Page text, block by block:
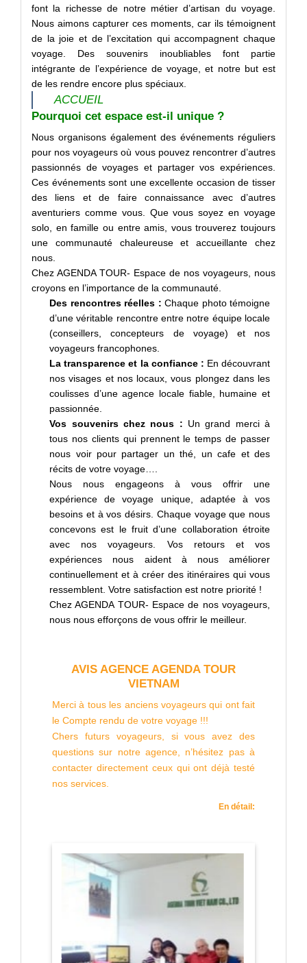
font la richesse de notre métier d’artisan du voyage.
Nous aimons capturer ces moments, car ils témoignent
de la joie et de l’excitation qui accompagnent chaque
voyage. Des souvenirs inoubliables font partie
intégrante de l’expérience de voyage, et notre but est
de les rendre encore plus spéciaux.
ACCUEIL
Pourquoi cet espace est-il unique ?
Nous organisons également des événements réguliers
pour nos voyageurs où vous pouvez rencontrer d’autres
passionnés de voyages et partager vos expériences.
Ces événements sont une excellente occasion de tisser
des liens et de faire connaissance avec d’autres
aventuriers comme vous. Que vous soyez en voyage
solo, en famille ou entre amis, vous trouverez toujours
une communauté chaleureuse et accueillante chez
nous.
Chez AGENDA TOUR- Espace de nos voyageurs, nous
croyons en l’importance de la communauté.
Des rencontres réelles : Chaque photo témoigne
d’une véritable rencontre entre notre équipe locale
(conseillers, concepteurs de voyage) et nos
voyageurs francophones.
La transparence et la confiance : En découvrant
nos visages et nos locaux, vous plongez dans les
coulisses d’une agence locale fiable, humaine et
passionnée.
Vos souvenirs chez nous : Un grand merci à
tous nos clients qui prennent le temps de passer
nous voir pour partager un thé, un cafe et des
récits de votre voyage….
Nous nous engageons à vous offrir une
expérience de voyage unique, adaptée à vos
besoins et à vos désirs. Chaque voyage que nous
concevons est le fruit d’une collaboration étroite
avec nos voyageurs. Vos retours et vos
expériences nous aident à nous améliorer
continuellement et à créer des itinéraires qui vous
ressemblent. Votre satisfaction est notre priorité !
Chez AGENDA TOUR- Espace de nos voyageurs,
nous nous efforçons de vous offrir le meilleur.
AVIS AGENCE AGENDA TOUR
VIETNAM
Merci à tous les anciens voyageurs qui ont fait
le Compte rendu de votre voyage !!!
Chers futurs voyageurs, si vous avez des
questions sur notre agence, n’hésitez pas à
contacter directement ceux qui ont déjà testé
nos services.
En détail: